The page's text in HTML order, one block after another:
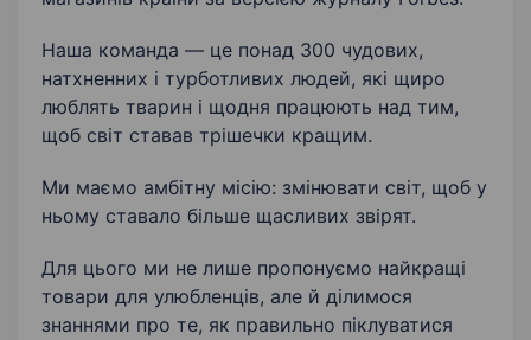
Наша команда — це понад 300 чудових,
натхненних і турботливих людей, які щиро
люблять тварин і щодня працюють над тим,
щоб світ ставав трішечки кращим.
Ми маємо амбітну місію: змінювати світ, щоб у
ньому ставало більше щасливих звірят.
Для цього ми не лише пропонуємо найкращі
товари для улюбленців, але й ділимося
знаннями про те, як правильно піклуватися